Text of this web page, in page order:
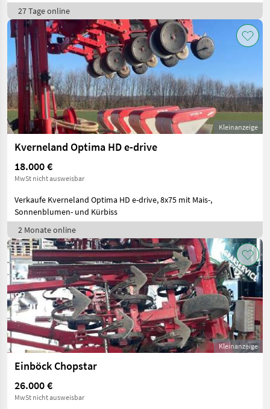
27 Tage online
Kleinanzeige
Kverneland Optima HD e-drive
18.000 €
MwSt nicht ausweisbar
Verkaufe Kverneland Optima HD e-drive, 8x75 mit Mais-,
Sonnenblumen- und Kürbiss
2 Monate online
Kleinanzeige
Einböck Chopstar
26.000 €
MwSt nicht ausweisbar